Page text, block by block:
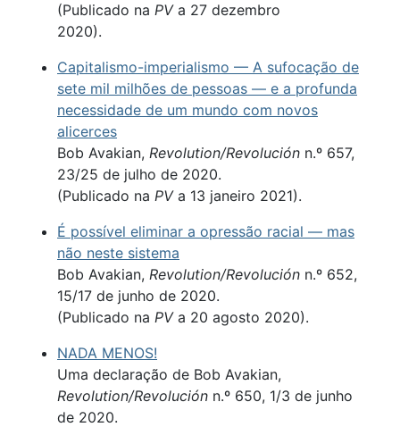
(Publicado na PVa 27 dezembro
2020).
Capitalismo-imperialismo — A sufocação de
sete mil milhões de pessoas — e a profunda
necessidade de um mundo com novos
alicerces
Bob Avakian, Revolution/Revolución n.º 657,
23/25 de julho de 2020.
(Publicado na PVa 13 janeiro 2021).
É possível eliminar a opressão racial — mas
não neste sistema
Bob Avakian, Revolution/Revolución n.º 652,
15/17 de junho de 2020.
(Publicado na PVa 20 agosto 2020).
NADA MENOS!
Uma declaração de Bob Avakian,
Revolution/Revolución n.º 650, 1/3 de junho
de 2020.